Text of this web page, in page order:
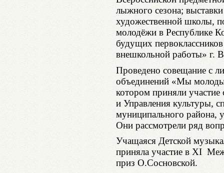
лыжного сезона;
художественной школы,
молодёжи в Республике
будущих
внешкольной работы» г.
Проведено совещание с
объединений «Мы
котором приняли участие
и Управления культуры,
муниципального района,
Они рассмотрели ряд
Учащаяся Детской
приняла участие в XI
приз О.Сосновской.